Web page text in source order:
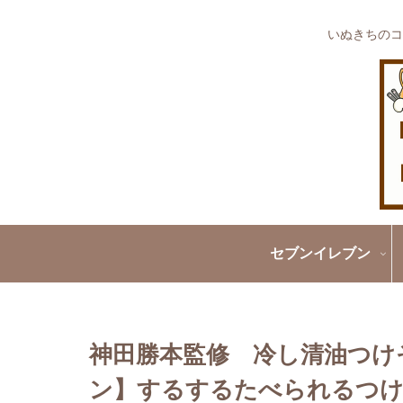
いぬきちの
セブンイレブン
神田勝本監修 冷し清油つ
ン】するするたべられるつ